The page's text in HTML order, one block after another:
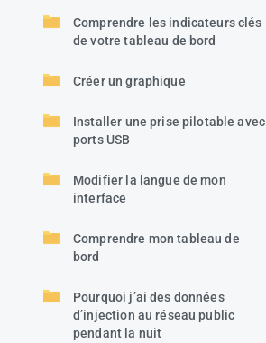
Comprendre les indicateurs clés
de votre tableau de bord
Créer un graphique
Installer une prise pilotable avec
ports USB
Modifier la langue de mon
interface
Comprendre mon tableau de
bord
Pourquoi j’ai des données
d’injection au réseau public
pendant la nuit